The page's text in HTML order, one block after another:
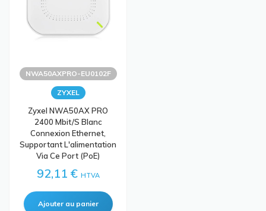
NWA50AXPRO-EU0102F
ZYXEL
Zyxel NWA50AX PRO
2400 Mbit/s Blanc
Connexion Ethernet,
Supportant L'alimentation
Via Ce Port (PoE)
92,11 € HTVA